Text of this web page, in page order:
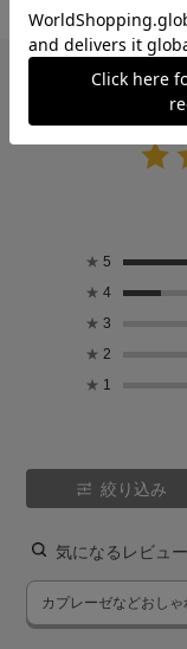
★ 5
★ 4
★ 3
★ 2
★ 1
絞り込み
気になるレビュ
カプレーゼなどおしゃ